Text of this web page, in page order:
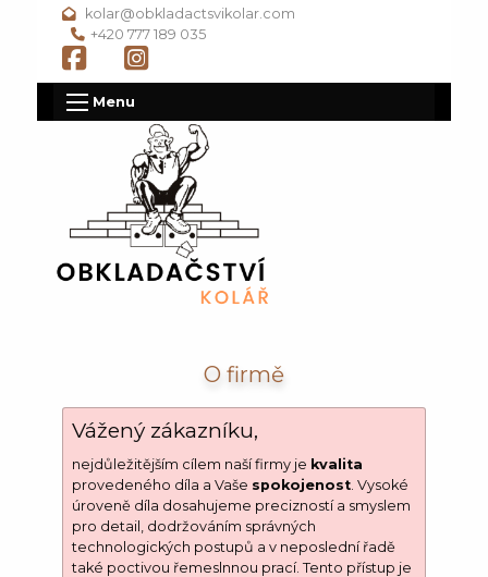
kolar@obkladactsvikolar.com
+420 777 189 035
Menu
O firmě
Vážený zákazníku,
nejdůležitějším cílem naší firmy je kvalita
provedeného díla a Vaše spokojenost. Vysoké
úroveně díla dosahujeme precizností a smyslem
pro detail, dodržováním správných
technologických postupů a v neposlední řadě
také poctivou řemeslnnou prací. Tento přístup je